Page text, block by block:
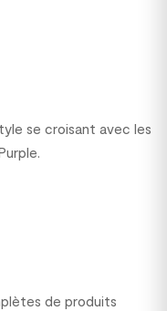
se croisant avec les
de produits